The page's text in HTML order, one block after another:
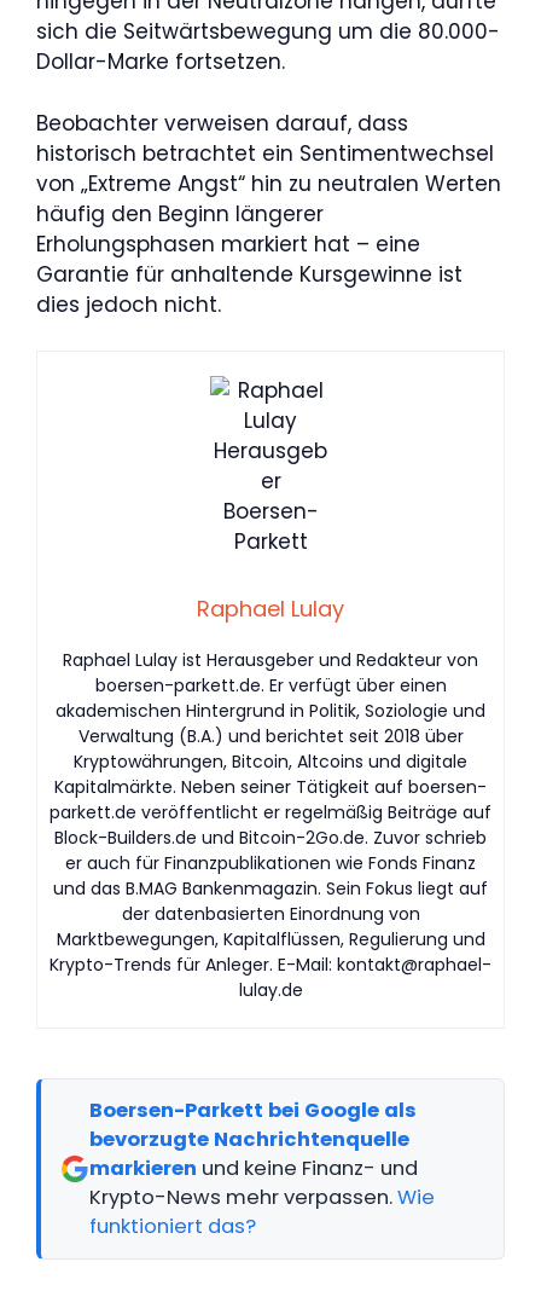
sich die Seitwärtsbewegung um die 80.000-
Dollar-Marke fortsetzen.
Beobachter verweisen darauf, dass
historisch betrachtet ein Sentimentwechsel
von „Extreme Angst“ hin zu neutralen Werten
häufig den Beginn längerer
Erholungsphasen markiert hat – eine
Garantie für anhaltende Kursgewinne ist
dies jedoch nicht.
Raphael Lulay
Raphael Lulay ist Herausgeber und Redakteur von
boersen-parkett.de. Er verfügt über einen
akademischen Hintergrund in Politik, Soziologie und
Verwaltung (B.A.) und berichtet seit 2018 über
Kryptowährungen, Bitcoin, Altcoins und digitale
Kapitalmärkte. Neben seiner Tätigkeit auf boersen-
parkett.de veröffentlicht er regelmäßig Beiträge auf
Block-Builders.de und Bitcoin-2Go.de. Zuvor schrieb
er auch für Finanzpublikationen wie Fonds Finanz
und das B.MAG Bankenmagazin. Sein Fokus liegt auf
der datenbasierten Einordnung von
Marktbewegungen, Kapitalflüssen, Regulierung und
Krypto-Trends für Anleger. E-Mail: kontakt@raphael-
lulay.de
Boersen-Parkett bei Google als
bevorzugte Nachrichtenquelle
markieren und keine Finanz- und
Krypto-News mehr verpassen.Wie
funktioniert das?